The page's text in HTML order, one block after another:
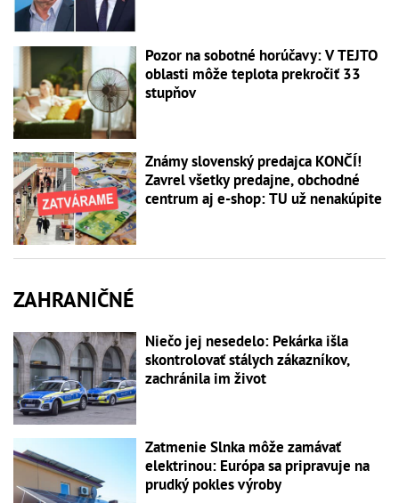
Pozor na sobotné horúčavy: V TEJTO
oblasti môže teplota prekročiť 33
stupňov
Známy slovenský predajca KONČÍ!
Zavrel všetky predajne, obchodné
centrum aj e-shop: TU už nenakúpite
ZAHRANIČNÉ
Niečo jej nesedelo: Pekárka išla
skontrolovať stálych zákazníkov,
zachránila im život
Zatmenie Slnka môže zamávať
elektrinou: Európa sa pripravuje na
prudký pokles výroby